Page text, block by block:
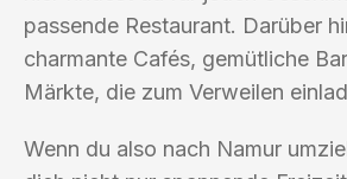
passende Restaurant. Darüber
charmante Cafés, gemütliche
Märkte, die zum Verweilen
Wenn du also nach Namur